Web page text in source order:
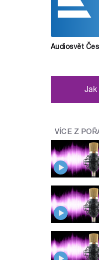
Audiosvět
Jak
VÍCE Z